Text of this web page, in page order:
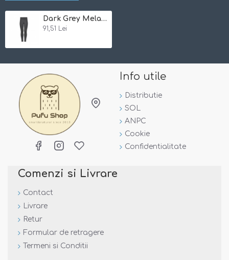
Dark Grey Melange 116 - Pantaloni colanti din bambus - Minymo
91,51 Lei
Info utile
Distributie
SOL
ANPC
Cookie
Confidentialitate
Comenzi si Livrare
Contact
Livrare
Retur
Formular de retragere
Termeni si Conditii